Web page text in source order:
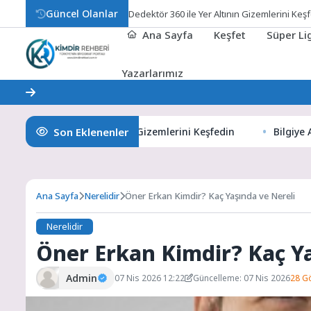
Güncel Olanlar Bi
Ana Sayfa Keşfet Süper
Yazarlarımız
Son Eklenenler
360 ile Yer Altının Gizemlerini Keşfedin Bilgiye Açılan
Ana Sayfa Nerelidir Öner Erkan Kimdir? Kaç Yaşında ve Nereli
Nerelidir
Öner Erkan Kimdir? Kaç
Admin 07 Nis 2026 12:22 Güncelleme: 07 Nis 202628